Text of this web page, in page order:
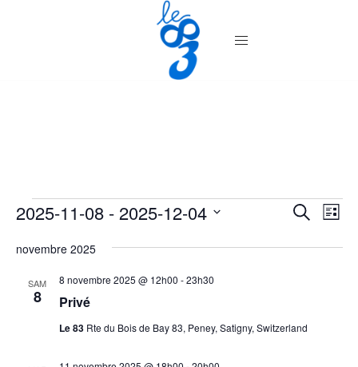
Évènements LISTE
2025-11-08 - 2025-12-04
une
novembre 2025
SAM
8 Privé
8 novembre 2025 @ 12h00 -23h30
Le 83 Rte du Bois de Bay 83, Peney, Satigny, Switzerland